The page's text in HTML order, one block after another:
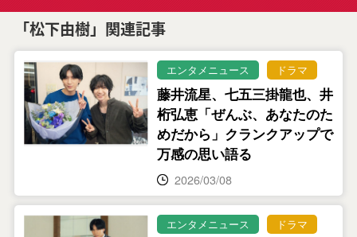
「松下由樹」関連記事
エンタメニュース ドラマ
藤井流星、七五三掛龍也、井
桁弘恵「ぜんぶ、あなたのた
めだから」クランクアップで
万感の思い語る
2026/03/08
エンタメニュース ドラマ